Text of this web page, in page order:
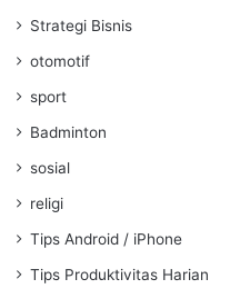
Strategi Bisnis
otomotif
sport
Badminton
sosial
religi
Tips Android / iPhone
Tips Produktivitas Harian